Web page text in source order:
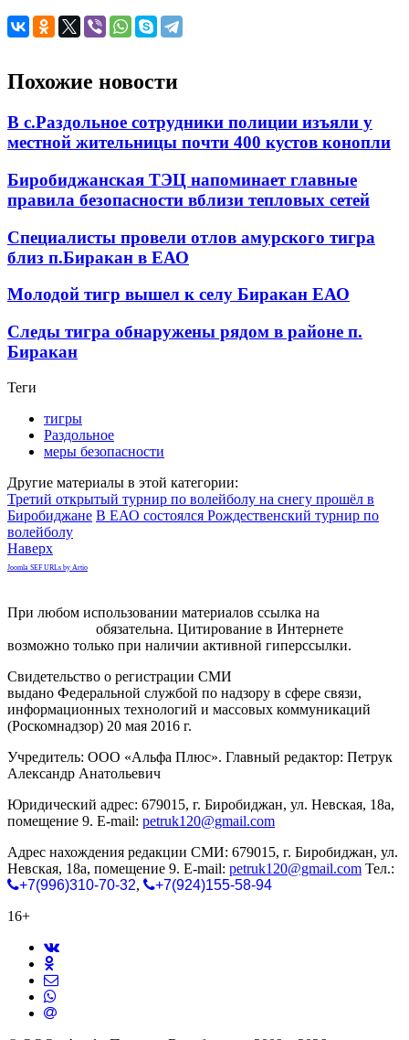
Похожие новости
В с.Раздольное сотрудники полиции изъяли у
местной жительницы почти 400 кустов конопли
Биробиджанская ТЭЦ напоминает главные
правила безопасности вблизи тепловых сетей
Специалисты провели отлов амурского тигра
близ п.Биракан в ЕАО
Молодой тигр вышел к селу Биракан ЕАО
Следы тигра обнаружены рядом в районе п.
Биракан
Теги
тигры
Раздольное
меры безопасности
Другие материалы в этой категории:
Третий открытый турнир по волейболу на снегу прошёл в
Биробиджане В ЕАО состоялся Рождественский турнир по
волейболу
Наверх
Joomla SEF URLs by Artio
При любом использовании материалов ссылка на
обязательна. Цитирование в Интернете
возможно только при наличии активной гиперссылки.
Свидетельство о регистрации СМИ
выдано Федеральной службой по надзору в сфере связи,
информационных технологий и массовых коммуникаций
(Роскомнадзор) 20 мая 2016 г.
Учредитель: ООО «Альфа Плюс». Главный редактор: Петрук
Александр Анатольевич
Юридический адрес: 679015, г. Биробиджан, ул. Невская, 18а,
помещение 9. E-mail: petruk120@gmail.com
Адрес нахождения редакции СМИ: 679015, г. Биробиджан, ул.
Невская, 18а, помещение 9. E-mail: petruk120@gmail.com Тел.:
+7(996)310-70-32,
+7(924)155-58-94
16+